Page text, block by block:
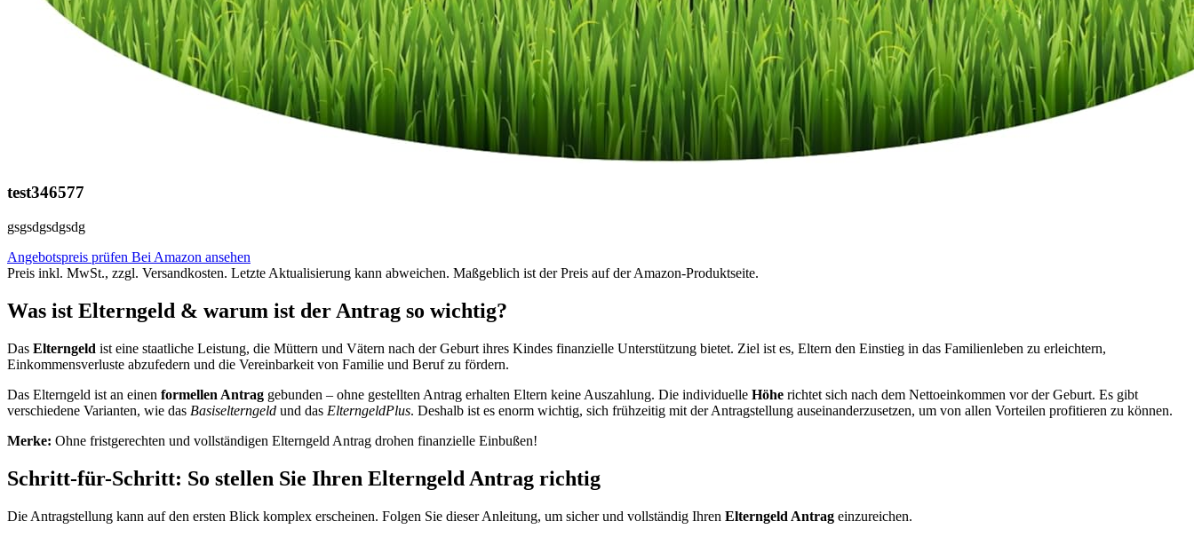
test346577
gsgsdgsdgsdg
Angebotspreis prüfen Bei Amazon ansehen
Preis inkl. MwSt., zzgl. Versandkosten. Letzte Aktualisierung kann abweichen. Maßgeblich ist der Preis auf der Amazon-Produktseite.
Was ist Elterngeld & warum ist der Antrag so wichtig?
Das Elterngeld ist eine staatliche Leistung, die Müttern und Vätern nach der Geburt ihres Kindes finanzielle Unterstützung bietet. Ziel ist es, Eltern den Einstieg in das Familienleben zu erleichtern,
Einkommensverluste abzufedern und die Vereinbarkeit von Familie und Beruf zu fördern.
Das Elterngeld ist an einen formellen Antrag gebunden – ohne gestellten Antrag erhalten Eltern keine Auszahlung. Die individuelle Höhe richtet sich nach dem Nettoeinkommen vor der Geburt. Es gibt
verschiedene Varianten, wie das Basiselterngeld und das ElterngeldPlus. Deshalb ist es enorm wichtig, sich frühzeitig mit der Antragstellung auseinanderzusetzen, um von allen Vorteilen profitieren zu können.
Merke: Ohne fristgerechten und vollständigen Elterngeld Antrag drohen finanzielle Einbußen!
Schritt-für-Schritt: So stellen Sie Ihren Elterngeld Antrag richtig
Die Antragstellung kann auf den ersten Blick komplex erscheinen. Folgen Sie dieser Anleitung, um sicher und vollständig Ihren Elterngeld Antrag einzureichen.